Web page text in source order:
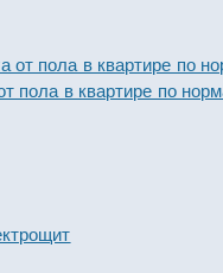
пола в квартире по